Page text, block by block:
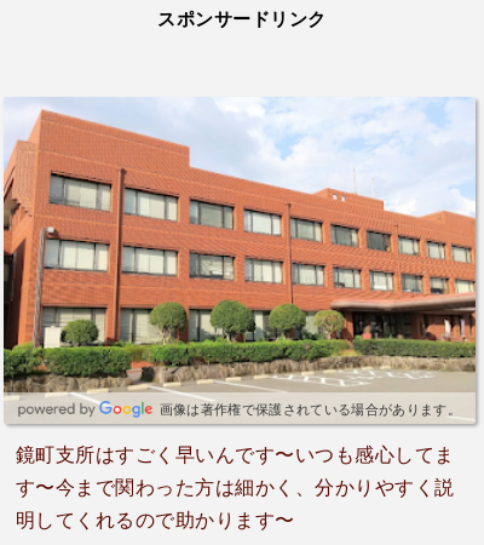
スポンサードリンク
画像は著作権で保護されている場合があります。
鏡町支所はすごく早いんです〜いつも感心してま
す〜今まで関わった方は細かく、分かりやすく説
明してくれるので助かります〜